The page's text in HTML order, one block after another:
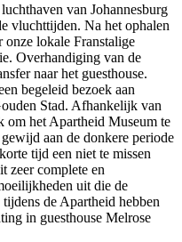
van Johannesburg
vluchttijden. Na het ophalen
onze lokale Franstalige
Overhandiging van de
naar het guesthouse.
begeleid bezoek aan
Stad. Afhankelijk van
om het Apartheid Museum te
aan de donkere periode
tijd een niet te missen
zeer complete en
uit die de
de Apartheid hebben
in guesthouse Melrose